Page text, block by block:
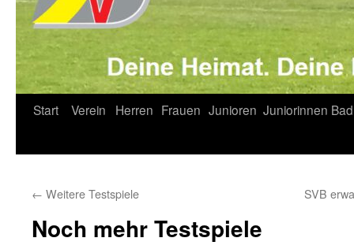
Start Verein Herren Frauen Junioren Juniorinnen
← Weitere Testspiele SVB
Noch mehr Testspiele